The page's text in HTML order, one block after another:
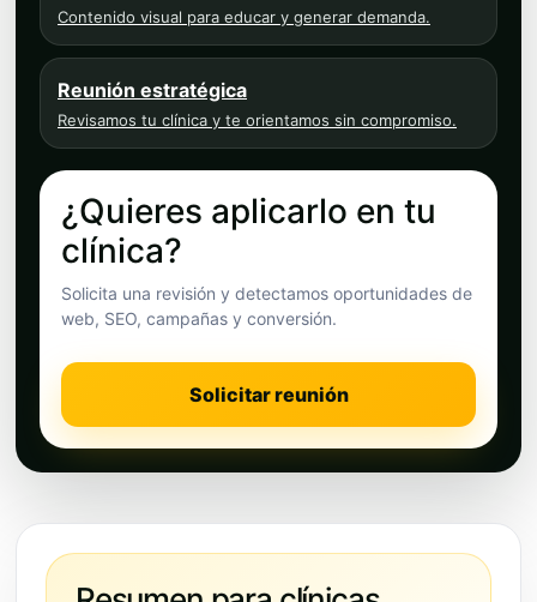
Contenido visual para educar y generar demanda.
Reunión estratégica
Revisamos tu clínica y te orientamos sin compromiso.
¿Quieres aplicarlo en tu
clínica?
Solicita una revisión y detectamos oportunidades de
web, SEO, campañas y conversión.
Solicitar reunión